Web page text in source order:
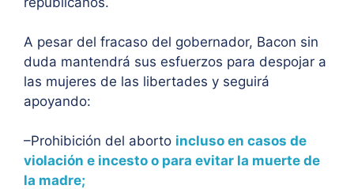
A pesar del fracaso del gobernador, Bacon sin
duda mantendrá sus esfuerzos para despojar a
las mujeres de las libertades y seguirá
apoyando:
–Prohibición del aborto incluso en casos de
violación e incesto o para evitar la muerte de
la madre;